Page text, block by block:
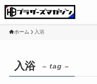
ホーム 入浴
入浴 – tag –